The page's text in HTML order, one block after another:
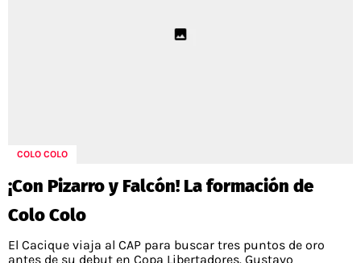
COLO COLO
¡Con Pizarro y Falcón! La formación de
Colo Colo
El Cacique viaja al CAP para buscar tres puntos de oro
antes de su debut en Copa Libertadores. Gustavo